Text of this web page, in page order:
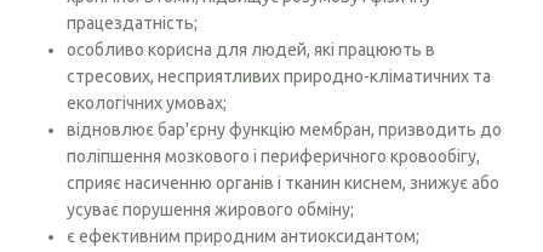
працездатність;
особливо корисна для людей, які працюють в
стресових, несприятливих природно-кліматичних та
екологічних умовах;
відновлює бар'єрну функцію мембран, призводить до
поліпшення мозкового і периферичного кровообігу,
сприяє насиченню органів і тканин киснем, знижує або
усуває порушення жирового обміну;
є ефективним природним антиоксидантом;